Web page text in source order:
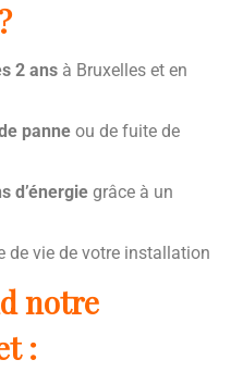
2 ans à Bruxelles et en
panne ou de fuite de
d’énergie grâce à un
de vie de votre installation
notre
: